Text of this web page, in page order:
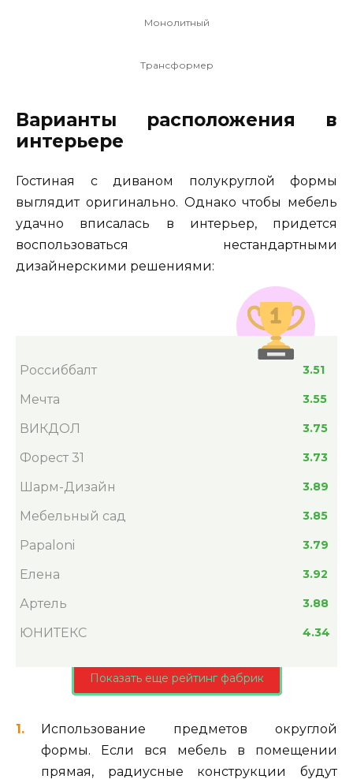
Монолитный
Трансформер
Варианты расположения в
интерьере
Гостиная с диваном полукруглой формы
выглядит оригинально. Однако чтобы мебель
удачно вписалась в интерьер, придется
воспользоваться нестандартными
дизайнерскими решениями:
Россиббалт 3.51
Мечта 3.55
ВИКДОЛ 3.75
Форест 31 3.73
Шарм-Дизайн 3.89
Мебельный сад 3.85
Papaloni 3.79
Елена 3.92
Артель 3.88
ЮНИТЕКС 4.34
Показать еще рейтинг фабрик
Использование предметов округлой
формы. Если вся мебель в помещении
прямая, радиусные конструкции будут